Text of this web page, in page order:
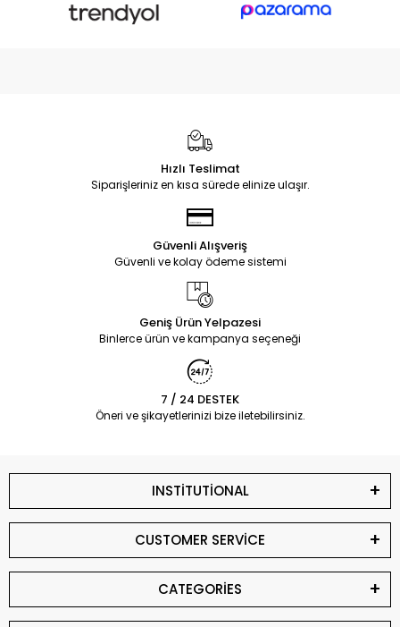
Hızlı Teslimat
Siparişleriniz en kısa sürede elinize ulaşır.
Güvenli Alışveriş
Güvenli ve kolay ödeme sistemi
Geniş Ürün Yelpazesi
Binlerce ürün ve kampanya seçeneği
7 / 24 DESTEK
Öneri ve şikayetlerinizi bize iletebilirsiniz.
INSTİTUTİONAL
CUSTOMER SERVİCE
CATEGORİES